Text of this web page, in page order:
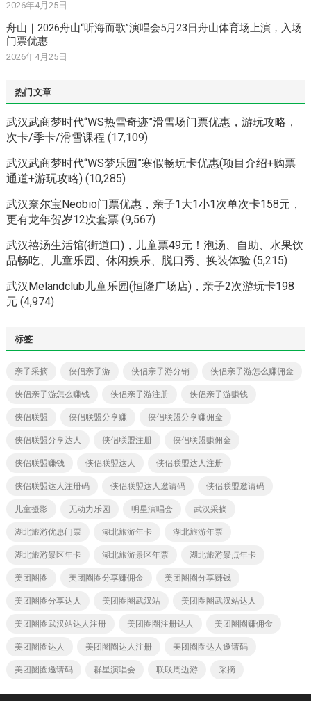
2026年4月25日
舟山｜2026舟山“听海而歌”演唱会5月23日舟山体育场上演，入场
门票优惠
2026年4月25日
热门文章
武汉武商梦时代“WS热雪奇迹”滑雪场门票优惠，游玩攻略，
次卡/季卡/滑雪课程 (17,109)
武汉武商梦时代“WS梦乐园”寒假畅玩卡优惠(项目介绍+购票
通道+游玩攻略) (10,285)
武汉奈尔宝Neobio门票优惠，亲子1大1小1次单次卡158元，
更有龙年贺岁12次套票 (9,567)
武汉禧汤生活馆(街道口)，儿童票49元！泡汤、自助、水果饮
品畅吃、儿童乐园、休闲娱乐、脱口秀、换装体验 (5,215)
武汉Melandclub儿童乐园(恒隆广场店)，亲子2次游玩卡198
元 (4,974)
标签
亲子采摘 侠侣亲子游 侠侣亲子游分销 侠侣亲子游怎么赚佣金
侠侣亲子游怎么赚钱 侠侣亲子游注册 侠侣亲子游赚钱
侠侣联盟 侠侣联盟分享赚 侠侣联盟分享赚佣金
侠侣联盟分享达人 侠侣联盟注册 侠侣联盟赚佣金
侠侣联盟赚钱 侠侣联盟达人 侠侣联盟达人注册
侠侣联盟达人注册码 侠侣联盟达人邀请码 侠侣联盟邀请码
儿童摄影 无动力乐园 明星演唱会 武汉采摘
湖北旅游优惠门票 湖北旅游年卡 湖北旅游年票
湖北旅游景区年卡 湖北旅游景区年票 湖北旅游景点年卡
美团圈圈 美团圈圈分享赚佣金 美团圈圈分享赚钱
美团圈圈分享达人 美团圈圈武汉站 美团圈圈武汉站达人
美团圈圈武汉站达人注册 美团圈圈注册达人 美团圈圈赚佣金
美团圈圈达人 美团圈圈达人注册 美团圈圈达人邀请码
美团圈圈邀请码 群星演唱会 联联周边游 采摘